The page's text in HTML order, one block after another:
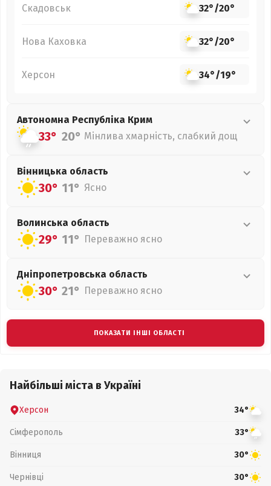
Скадовськ 32°/20°
Нова Каховка 32°/20°
Херсон 34°/19°
Автономна Республіка Крим
33° 20° Мінлива хмарність, слабкий дощ
Вінницька область
30° 11° Ясно
Волинська область
29° 11° Переважно ясно
Дніпропетровська область
30° 21° Переважно ясно
ПОКАЗАТИ ІНШІ ОБЛАСТІ
Найбільші міста в Україні
Херсон 34°
Сімферополь 33°
Вінниця 30°
Чернівці 30°